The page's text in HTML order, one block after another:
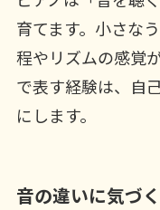
育てます。小さな
程やリズムの感覚
で表す経験は、自
にします。
音の違いに気づ